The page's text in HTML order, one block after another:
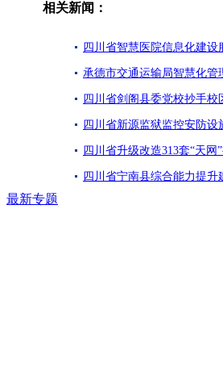
相关新闻：
四川省智慧医院信息化建
承德市交通运输局智慧化管
四川省剑阁县委党校抄手
四川省新源监狱监控安防设
四川省升级改造313套“天
四川省宁南县综合能力提
最新专题